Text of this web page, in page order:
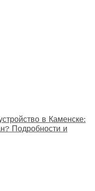
в Каменске:
Подробности и